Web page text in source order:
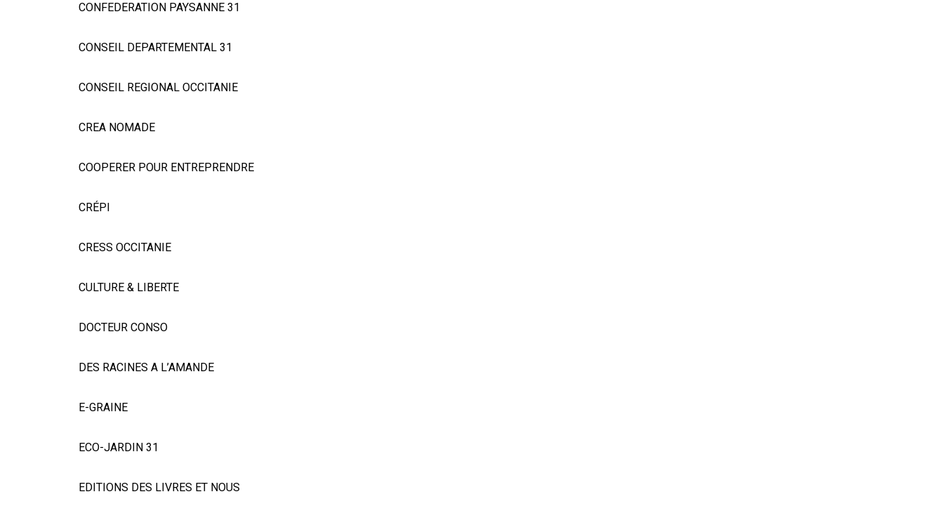
CONFEDERATION PAYSANNE 31
CONSEIL DEPARTEMENTAL 31
CONSEIL REGIONAL OCCITANIE
CREA NOMADE
COOPERER POUR ENTREPRENDRE
CRÉPI
CRESS OCCITANIE
CULTURE & LIBERTE
DOCTEUR CONSO
DES RACINES A L’AMANDE
E-GRAINE
ECO-JARDIN 31
EDITIONS DES LIVRES ET NOUS